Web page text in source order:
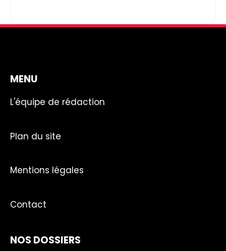
MENU
L'équipe de rédaction
Plan du site
Mentions légales
Contact
NOS DOSSIERS